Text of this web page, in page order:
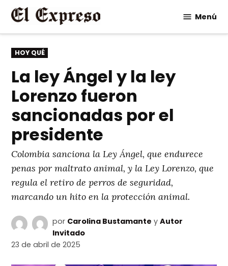
Saltar
contenido
Menú
PUBLICADO
EN
HOY QUÉ
La ley Ángel y la ley
Lorenzo fueron
sancionadas por el
presidente
Colombia sanciona la Ley Ángel, que endurece
penas por maltrato animal, y la Ley Lorenzo, que
regula el retiro de perros de seguridad,
marcando un hito en la protección animal.
por Carolina Bustamante yAutor
Invitado
23 de abril de 2025